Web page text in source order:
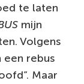
te laten
mijn
Volgens
een rebus
Maar